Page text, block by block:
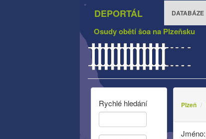
DEPORTÁL DATABÁZE
Osudy obětí šoa na Plzeňsku
Plzeň
Jméno:
Rychlé hledání